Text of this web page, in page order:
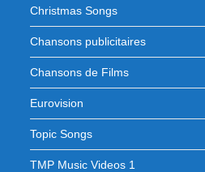
Christmas Songs
Chansons publicitaires
Chansons de Films
Eurovision
Topic Songs
TMP Music Videos 1